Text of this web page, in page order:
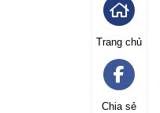
Trang chủ
Chia sẻ